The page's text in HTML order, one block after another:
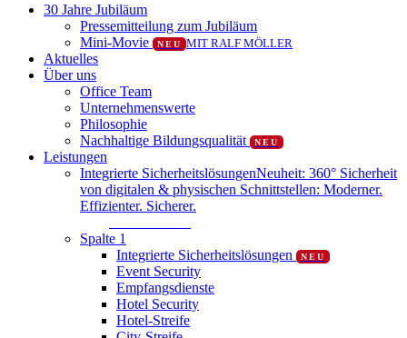
Close
30 Jahre Jubiläum
Pressemitteilung zum Jubiläum
Mini-Movie
NEU MIT RALF MÖLLER
Aktuelles
Über uns
Office Team
Unternehmenswerte
Philosophie
Nachhaltige Bildungsqualität
NEU
Leistungen
Integrierte SicherheitslösungenNeuheit: 360° Sicherheit
von digitalen & physischen Schnittstellen: Moderner.
Effizienter. Sicherer.
Spalte 1
Integrierte Sicherheitslösungen
NEU
Event Security
Empfangsdienste
Hotel Security
Hotel-Streife